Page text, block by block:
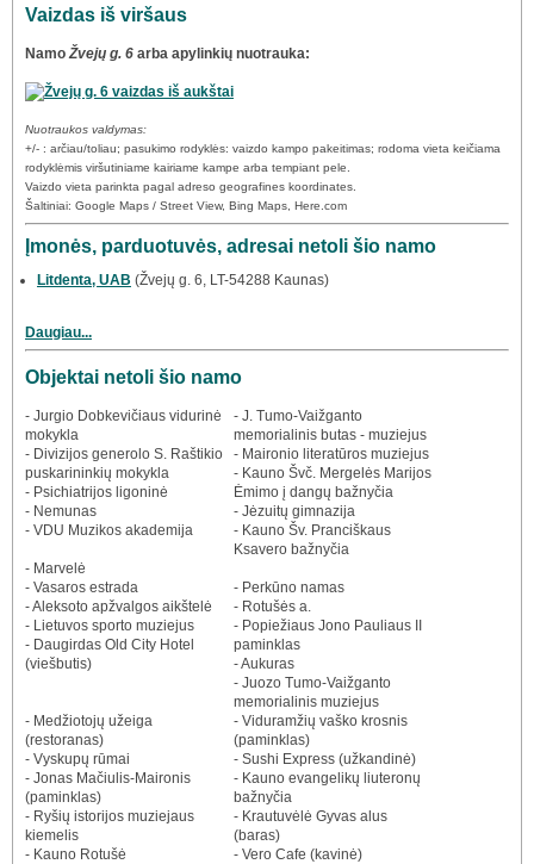
Vaizdas iš viršaus
Namo Žvejų g. 6 arba apylinkių nuotrauka:
Nuotraukos valdymas:
+/- : arčiau/toliau; pasukimo rodyklės: vaizdo kampo pakeitimas; rodoma vieta keičiama
rodyklėmis viršutiniame kairiame kampe arba tempiant pele.
Vaizdo vieta parinkta pagal adreso geografines koordinates.
Šaltiniai: Google Maps / Street View, Bing Maps, Here.com
Įmonės, parduotuvės, adresai netoli šio namo
Litdenta, UAB (Žvejų g. 6, LT-54288 Kaunas)
Daugiau...
Objektai netoli šio namo
- Jurgio Dobkevičiaus vidurinė
mokykla
- Divizijos generolo S. Raštikio
puskarininkių mokykla
- Psichiatrijos ligoninė
- Nemunas
- VDU Muzikos akademija
- Marvelė
- Vasaros estrada
- Aleksoto apžvalgos aikštelė
- Lietuvos sporto muziejus
- Daugirdas Old City Hotel
(viešbutis)
- J. Tumo-Vaižganto
memorialinis butas - muziejus
- Maironio literatūros muziejus
- Kauno Švč. Mergelės Marijos
Ėmimo į dangų bažnyčia
- Jėzuitų gimnazija
- Kauno Šv. Pranciškaus
Ksavero bažnyčia
- Perkūno namas
- Rotušės a.
- Popiežiaus Jono Pauliaus II
paminklas
- Aukuras
- Juozo Tumo-Vaižganto
memorialinis muziejus
- Medžiotojų užeiga
(restoranas)
- Vyskupų rūmai
- Jonas Mačiulis-Maironis
(paminklas)
- Ryšių istorijos muziejaus
kiemelis
- Kauno Rotušė
- Viduramžių vaško krosnis
(paminklas)
- Sushi Express (užkandinė)
- Kauno evangelikų liuteronų
bažnyčia
- Krautuvėlė Gyvas alus
(baras)
- Vero Cafe (kavinė)